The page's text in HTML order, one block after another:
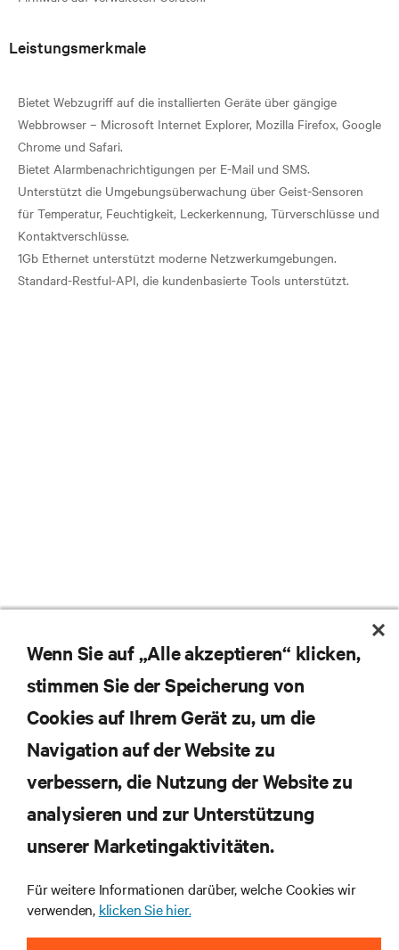
Leistungsmerkmale
Bietet Webzugriff auf die installierten Geräte über gängige
Webbrowser – Microsoft Internet Explorer, Mozilla Firefox, Google
Chrome und Safari.
Bietet Alarmbenachrichtigungen per E-Mail und SMS.
Unterstützt die Umgebungsüberwachung über Geist-Sensoren
für Temperatur, Feuchtigkeit, Leckerkennung, Türverschlüsse und
Kontaktverschlüsse.
1Gb Ethernet unterstützt moderne Netzwerkumgebungen.
Abonnieren Sie unseren Newsletter und erhalten
die neuesten Technologietrends
Themen der Branche, mit aktuellen Diskussionen
und Einblicken von Experten in das
Rechenzentrums- und Infrastrukturmanagement.
JETZT ANMELDEN
Wenn Sie auf „Alle akzeptieren“ klicken,
stimmen Sie der Speicherung von
Cookies auf Ihrem Gerät zu, um die
Navigation auf der Website zu
verbessern, die Nutzung der Website zu
analysieren und zur Unterstützung
unserer Marketingaktivitäten.
Für weitere Informationen darüber, welche Cookies wir
verwenden, klicken Sie hier.